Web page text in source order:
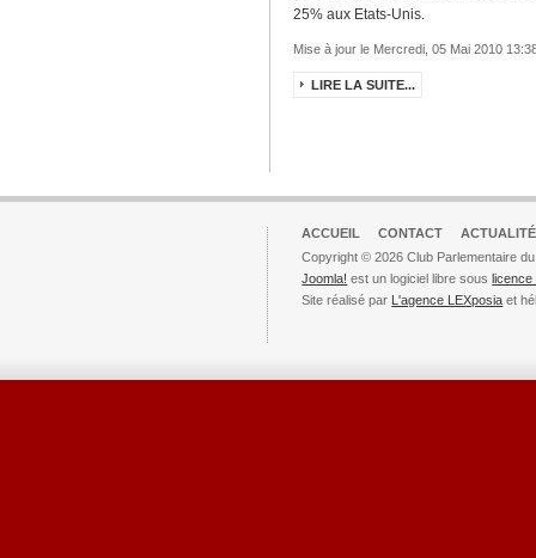
25% aux Etats-Unis.
Mise à jour le Mercredi, 05 Mai 2010
LIRE LA SUITE...
ACCUEIL CONTACT
Copyright © 2026 Club Parlementaire
Joomla! est un logiciel libre souslicence
Site réalisé par L'agence LEXposia et